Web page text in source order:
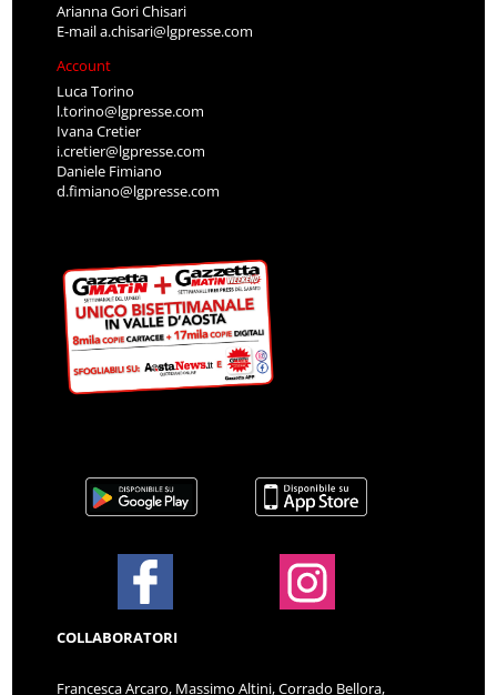
Arianna Gori Chisari
E-maila.chisari@lgpresse.com
Account
Luca Torino
l.torino@lgpresse.com
Ivana Cretier
i.cretier@lgpresse.com
Daniele Fimiano
d.fimiano@lgpresse.com
COLLABORATORI
Francesca Arcaro, Massimo Altini, Corrado Bellora,